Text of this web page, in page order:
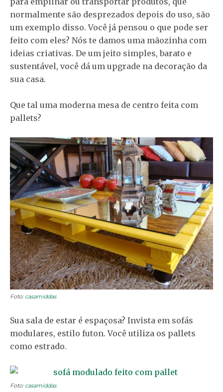
normalmente são desprezados depois do uso, são
um exemplo disso. Você já pensou o que pode ser
feito com eles? Nós te damos uma mãozinha com
ideias criativas. De um jeito simples, barato e
sustentável, você dá um upgrade na decoração da
sua casa.
Que tal uma moderna mesa de centro feita com
pallets?
Foto: casamiddas
Sua sala de estar é espaçosa? Invista em sofás
modulares, estilo futon. Você utiliza os pallets
como estrado.
Foto: casamiddas